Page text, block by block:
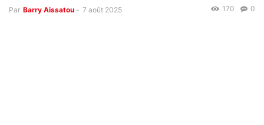
Par Barry Aissatou - 7 août 2025 0
170